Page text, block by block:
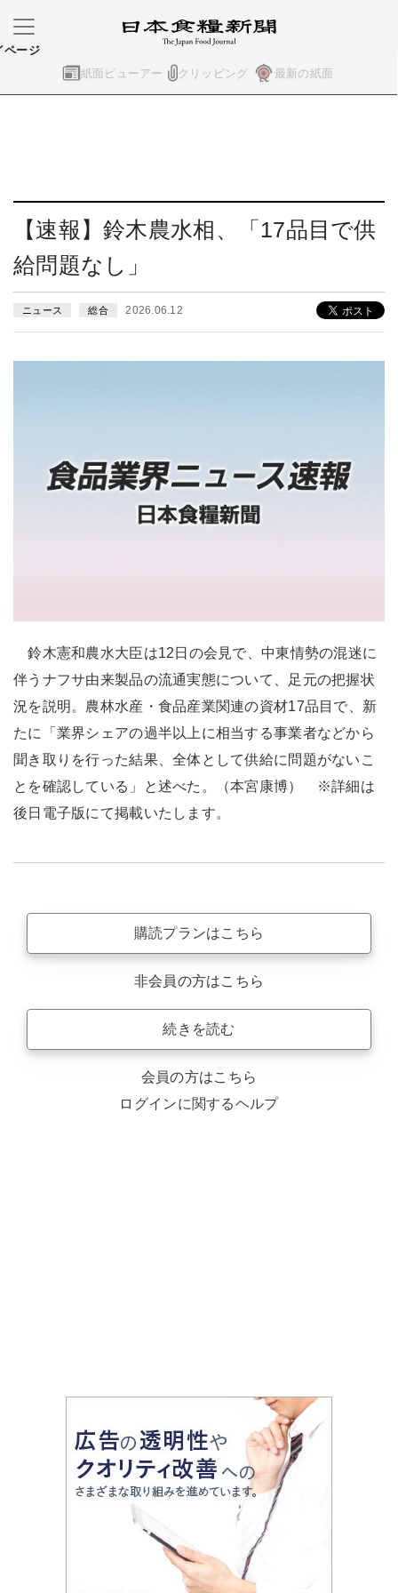
紙面ビューアー クリッピング 最新の紙面
ページ
【速報】鈴木農水相、「17品目で供
給問題なし」
ニュース 総合 2026.06.12
鈴木憲和農水大臣は12日の会見で、中東情勢の混迷に
伴うナフサ由来製品の流通実態について、足元の把握状
況を説明。農林水産・食品産業関連の資材17品目で、新
たに「業界シェアの過半以上に相当する事業者などから
聞き取りを行った結果、全体として供給に問題がないこ
とを確認している」と述べた。（本宮康博） ※詳細は
後日電子版にて掲載いたします。
購読プランはこちら
非会員の方はこちら
続きを読む
会員の方はこちら
ログインに関するヘルプ